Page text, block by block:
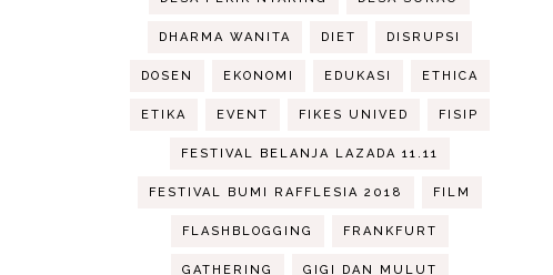
DHARMA WANITA DIET DISRUPSI
DOSEN EKONOMI EDUKASI ETHICA
ETIKA EVENT FIKES UNIVED FISIP
FESTIVAL BELANJA LAZADA 11.11
FESTIVAL BUMI RAFFLESIA 2018 FILM
FLASHBLOGGING FRANKFURT
GATHERING GIGI DAN MULUT